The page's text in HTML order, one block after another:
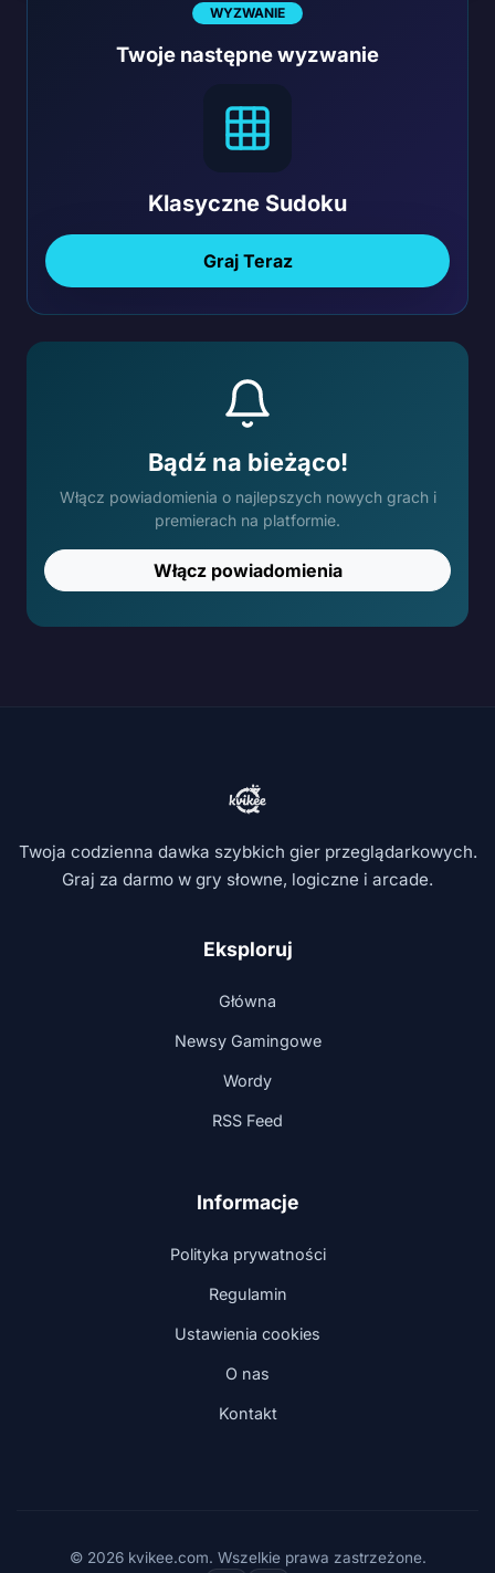
WYZWANIE
Twoje następne wyzwanie
Klasyczne Sudoku
Graj Teraz
Bądź na bieżąco!
Włącz powiadomienia o najlepszych nowych grach i
premierach na platformie.
Włącz powiadomienia
Twoja codzienna dawka szybkich gier przeglądarkowych.
Graj za darmo w gry słowne, logiczne i arcade.
Eksploruj
Główna
Newsy Gamingowe
Wordy
RSS Feed
Informacje
Polityka prywatności
Regulamin
Ustawienia cookies
O nas
Kontakt
© 2026 kvikee.com. Wszelkie prawa zastrzeżone.